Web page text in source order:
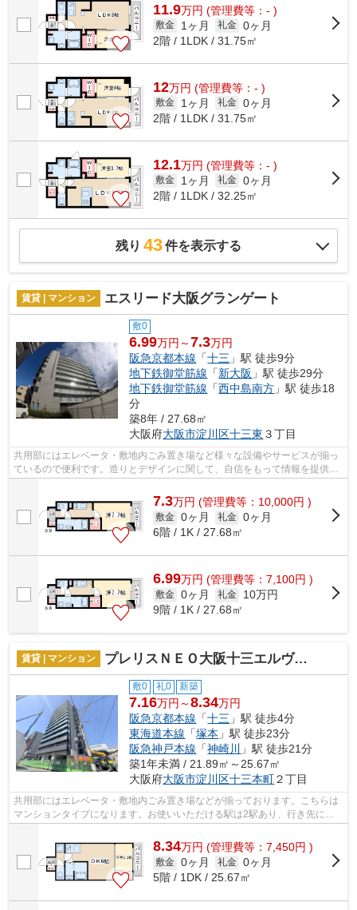
11.9万円 (管理費等：- )
敷金 1ヶ月 礼金 0ヶ月
2階 / 1LDK / 31.75㎡
12万円 (管理費等：- )
敷金 1ヶ月 礼金 0ヶ月
2階 / 1LDK / 31.75㎡
12.1万円 (管理費等：- )
敷金 1ヶ月 礼金 0ヶ月
2階 / 1LDK / 32.25㎡
残り 43件を表示する
賃貸 | マンション エスリード大阪グランゲート
敷0
6.99万円～7.3万円
阪急京都本線 「十三 」駅 徒歩9分
地下鉄御堂筋線 「新大阪 」駅 徒歩29分
地下鉄御堂筋線 「西中島南方 」駅 徒歩18
分
築8年 / 27.68㎡
大阪府大阪市淀川区十三東 ３丁目
共用部にはエレベータ・敷地内ごみ置き場など様々な設備やサービスが揃っ
ているので便利です。造りとデザインに関して、自信をもって情報を提供で
きるマンションです。2駅利用できる場...
7.3万円 (管理費等：10,000円 )
敷金 0ヶ月 礼金 0ヶ月
6階 / 1K / 27.68㎡
6.99万円 (管理費等：7,100円 )
敷金 0ヶ月 礼金
10万円
9階 / 1K / 27.68㎡
賃貸 | マンション プレリスＮＥＯ大阪十三エルヴィオン
敷0 礼0 新築
7.16万円～8.34万円
阪急京都本線 「十三 」駅 徒歩4分
東海道本線 「塚本 」駅 徒歩23分
阪急神戸本線 「神崎川
」駅 徒歩21分
築1年未満 / 21.89㎡～25.67㎡
大阪府大阪市淀川区十三本町２丁目
共用部にはエレベータ・敷地内ごみ置き場などが揃っております。こちらは
マンションタイプになります。お使いいただける駅は2駅あり、行き先に応
じて使い分けができます。いち早くご希...
8.34万円 (管理費等：7,450円 )
敷金 0ヶ月 礼金 0ヶ月
5階 / 1DK / 25.67㎡